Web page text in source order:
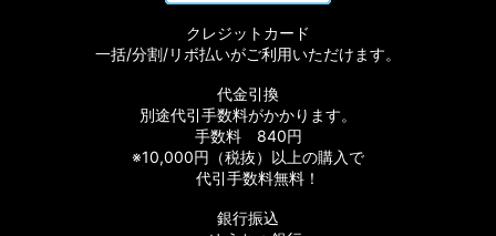
クレジットカード
一括/分割/リボ払いがご利用いただけます。
代金引換
別途代引手数料がかかります。
手数料 840円
※10,000円（税抜）以上の購入で
代引手数料無料！
銀行振込